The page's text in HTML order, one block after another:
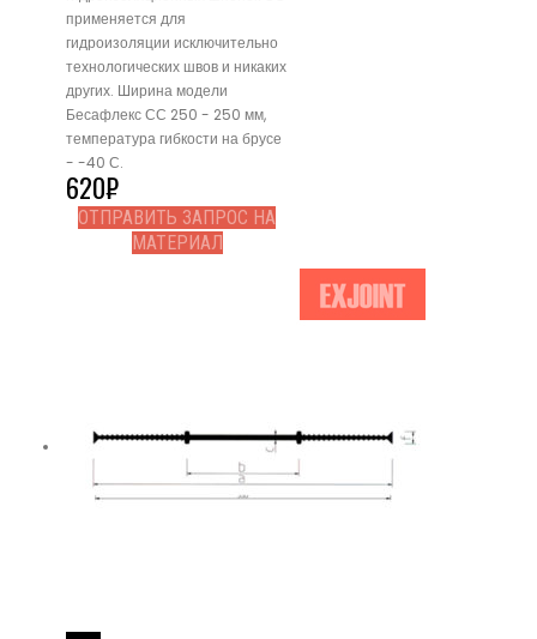
применяется для
гидроизоляции исключительно
технологических швов и никаких
других. Ширина модели
Бесафлекс СС 250 - 250 мм,
температура гибкости на брусе
- -40 С.
620₽
ОТПРАВИТЬ ЗАПРОС НА
МАТЕРИАЛ